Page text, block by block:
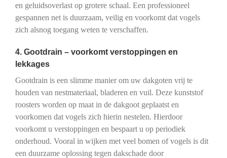
en geluidsoverlast op grotere schaal. Een professioneel
gespannen net is duurzaam, veilig en voorkomt dat vogels
zich alsnog toegang weten te verschaffen.
4. Gootdrain – voorkomt verstoppingen en
lekkages
Gootdrain is een slimme manier om uw dakgoten vrij te
houden van nestmateriaal, bladeren en vuil. Deze kunststof
roosters worden op maat in de dakgoot geplaatst en
voorkomen dat vogels zich hierin nestelen. Hierdoor
voorkomt u verstoppingen en bespaart u op periodiek
onderhoud. Vooral in wijken met veel bomen of vogels is dit
een duurzame oplossing tegen dakschade door